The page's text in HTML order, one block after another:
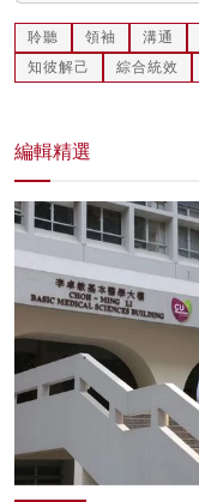
聆聽 領袖 溝通
知彼解己
綜合統效
編輯精選